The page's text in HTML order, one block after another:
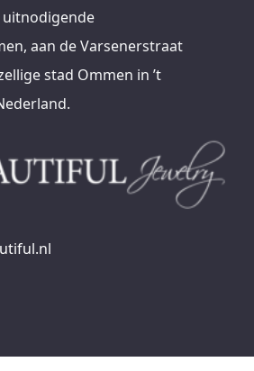
uitnodigende
aan de Varsenerstraat
stad Ommen in ’t